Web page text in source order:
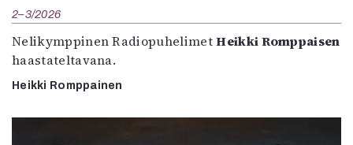
2–3/2026
Nelikymppinen RadiopuhelimetHeikki Romppaisen
haastateltavana.
Heikki Romppainen